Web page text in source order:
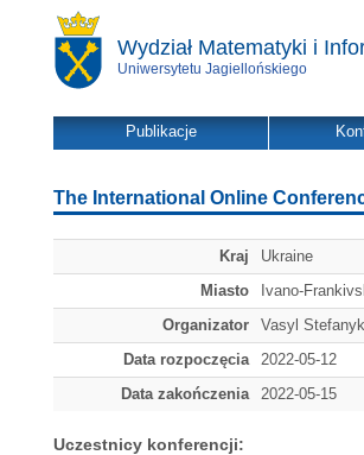
Wydział Matematyki i
Uniwersytetu Jagiellońskiego
Publikacje
The International Online
Kraj
Ukraine
Miasto
Ivano-
Organizator
Vasyl
Data rozpoczęcia
2022-05-12
Data zakończenia
2022-05-15
Uczestnicy konferencji: